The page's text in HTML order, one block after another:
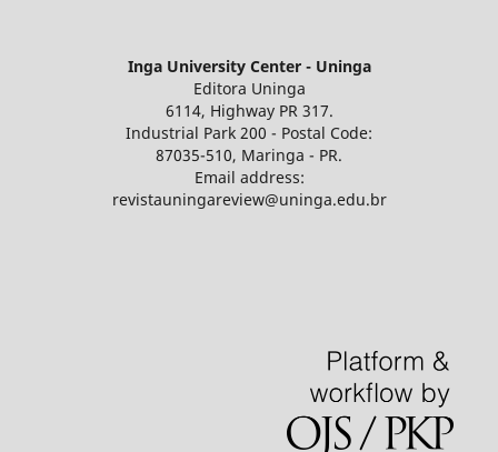
Inga University Center - Uninga
Editora Uninga
6114, Highway PR 317.
Industrial Park 200 - Postal Code:
87035-510, Maringa - PR.
Email address:
revistauningareview@uninga.edu.br